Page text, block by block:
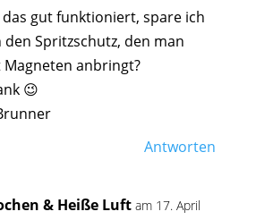
gut funktioniert, spare ich
Spritzschutz, den man
anbringt?
😉
Antworten
& Heiße Luft am 17. April